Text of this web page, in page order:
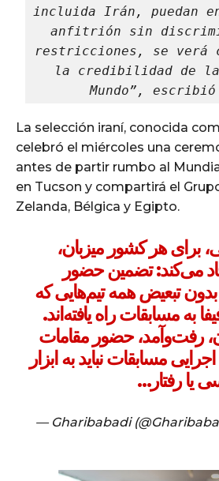
incluida Irán, puedan
anfitrión sin
restricciones, se verá
la credibilidad de la
Mundo”,
La selección iraní, conocida
celebró el miércoles una
antes de partir rumbo al
en Tucson y compartirá el
Zelanda, Bélgica y Egipto.
برای هر کشور میزبان،
می‌کند: تضمین حضور
بدون تبعیض همه تیم‌هایی که
به مسابقات راه یافته‌اند.
رفت‌وآمد، حضور مقامات
مسابقات نباید به ابزار
یا رفتار…
— Gharibabadi